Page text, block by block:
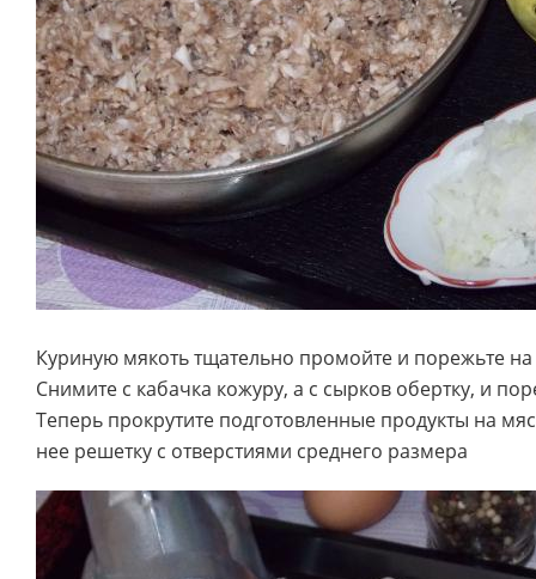
Куриную мякоть тщательно промойте и порежьте на
Снимите с кабачка кожуру, а с сырков обертку, и
Теперь прокрутите подготовленные продукты на
нее решетку с отверстиями среднего размера